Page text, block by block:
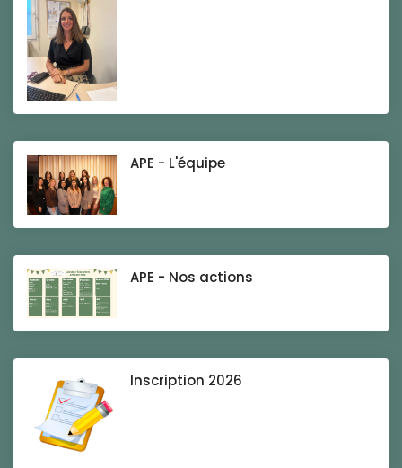
APE - L'équipe
APE - Nos actions
Inscription 2026